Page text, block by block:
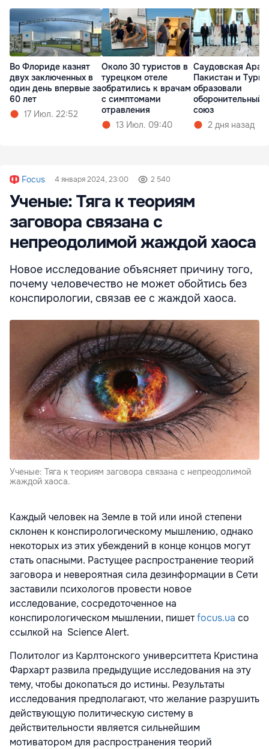
Во Флориде казнят
двух заключенных в
один день впервые за
60 лет
17 Июл. 22:52
Около 30 туристов в
турецком отеле
обратились к врачам
с симптомами
отравления
13 Июл. 09:40
Саудовская
Пакистан и
образовали
оборонительный
союз
2 дня назад
Focus 4 января 2024, 23:00 2 540
Ученые: Тяга к теориям
заговора связана с
непреодолимой жаждой хаоса
Новое исследование объясняет причину того,
почему человечество не может обойтись без
конспирологии, связав ее с жаждой хаоса.
Ученые: Тяга к теориям заговора связана с непреодолимой
жаждой хаоса.
Каждый человек на Земле в той или иной степени
склонен к конспирологическому мышлению, однако
некоторых из этих убеждений в конце концов могут
стать опасными. Растущее распространение теорий
заговора и невероятная сила дезинформации в Сети
заставили психологов провести новое
исследование, сосредоточенное на
конспирологическом мышлении, пишетfocus.ua со
ссылкой на Science Alert.
Политолог из Карлтонского университтета Кристина
Фархарт развила предыдущие исследования на эту
тему, чтобы докопаться до истины. Результаты
исследования предполагают, что желание разрушить
действующую политическую систему в
действительности является сильнейшим
мотиватором для распространения теорий